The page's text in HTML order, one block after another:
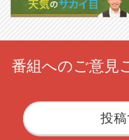
番組へのご意見
投